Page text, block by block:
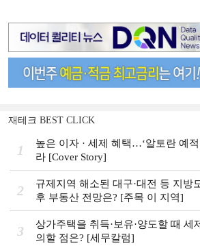
재테크 BEST CLICK
1
높은 이자 · 세제 혜택…‘알토란 예적
라 [Cover Story]
2
규제지역 해소된 대구·대전 등 지방
후 부동산 전망은? [주목 이 지역]
3
상가주택을 취득·보유·양도할 때 세
의할 점은? [세무칼럼]